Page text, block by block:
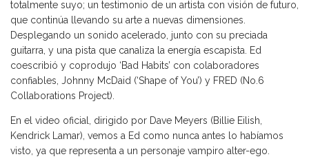
totalmente suyo; un testimonio de un artista con visión de futuro,
que continúa llevando su arte a nuevas dimensiones.
Desplegando un sonido acelerado, junto con su preciada
guitarra, y una pista que canaliza la energía escapista. Ed
coescribió y coprodujo ‘Bad Habits’ con colaboradores
confiables, Johnny McDaid (‘Shape of You’) y FRED (No.6
Collaborations Project).
En el video oficial, dirigido por Dave Meyers (Billie Eilish,
Kendrick Lamar), vemos a Ed como nunca antes lo habíamos
visto, ya que representa a un personaje vampiro alter-ego.